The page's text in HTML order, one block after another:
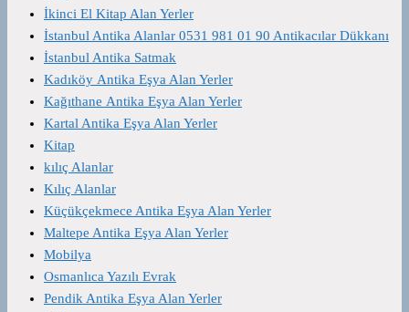
İkinci El Kitap Alan Yerler
İstanbul Antika Alanlar 0531 981 01 90 Antikacılar Dükkanı
İstanbul Antika Satmak
Kadıköy Antika Eşya Alan Yerler
Kağıthane Antika Eşya Alan Yerler
Kartal Antika Eşya Alan Yerler
Kitap
kılıç Alanlar
Kılıç Alanlar
Küçükçekmece Antika Eşya Alan Yerler
Maltepe Antika Eşya Alan Yerler
Mobilya
Osmanlıca Yazılı Evrak
Pendik Antika Eşya Alan Yerler